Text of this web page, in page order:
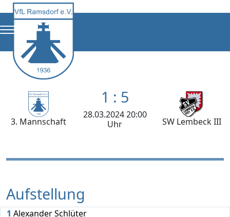
3. Mannschaft
1 : 5
28.03.2024 20:00
Uhr
SW Lembeck III
Aufstellung
1 Alexander Schlüter